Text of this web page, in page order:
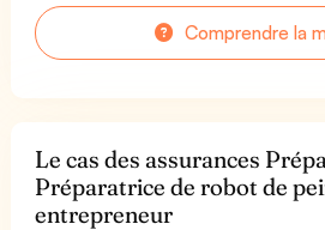
Comprendre la
Le cas des assurances
Préparatrice de robot de
entrepreneur